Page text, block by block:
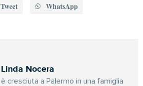
Tweet WhatsApp
Linda Nocera
è cresciuta a Palermo in una famiglia